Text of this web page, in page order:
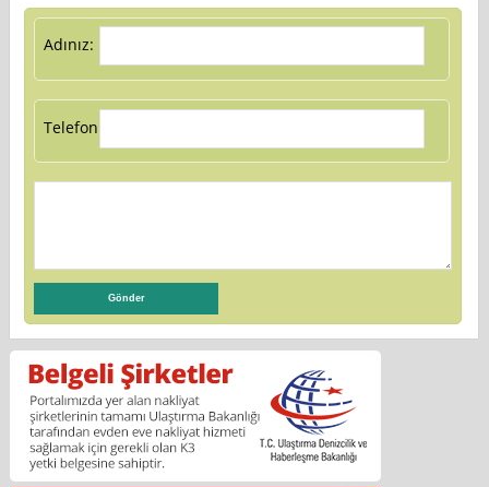
Adınız:
Telefon: